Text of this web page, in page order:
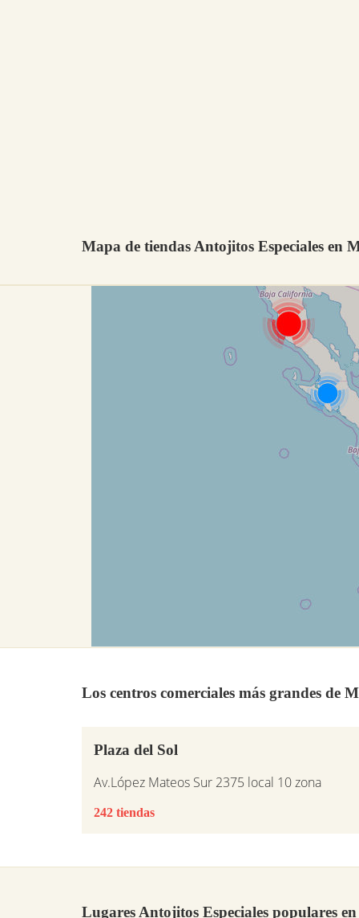
Mapa de tiendas Antojitos Especiales en
Los centros comerciales más grandes de
Plaza del Sol
Av.López Mateos Sur 2375 local 10 zona
242 tiendas
Lugares Antojitos Especiales populares